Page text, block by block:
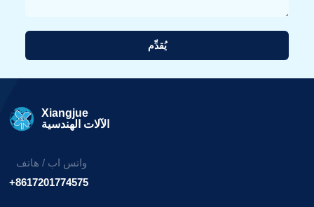
يُقدِّم
Xiangjue
الآلات الهندسية
واتس اب / هاتف
+8617201774575